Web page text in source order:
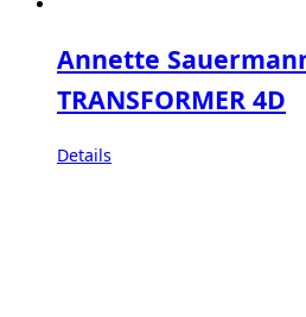
Annette
TRANSFORMER 4D
Details